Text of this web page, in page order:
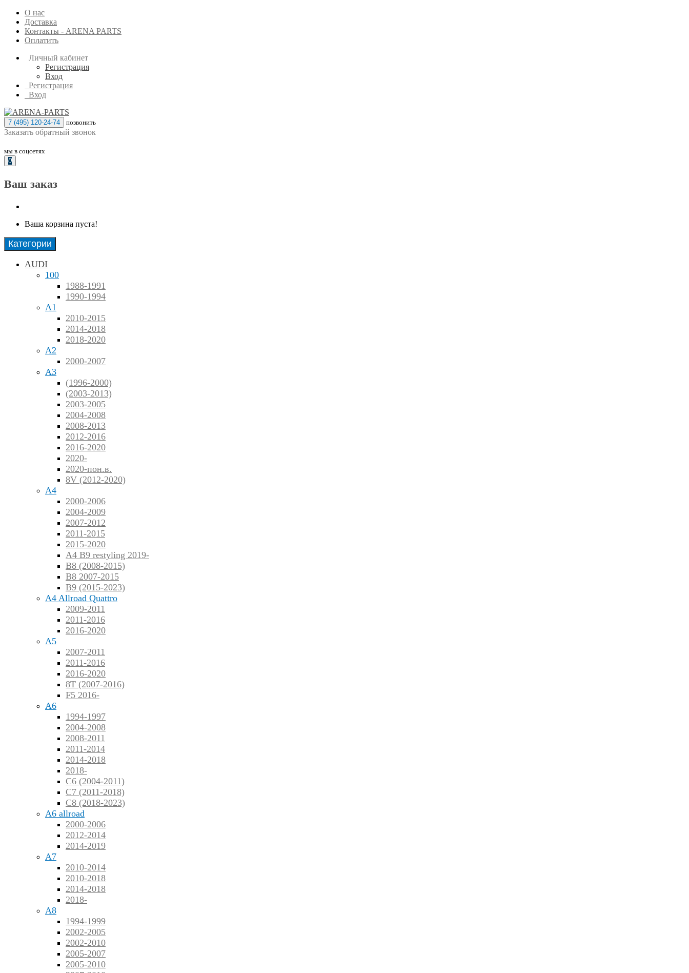
О нас
Доставка
Контакты - ARENA PARTS
Оплатить
Личный кабинет
Регистрация
Вход
Регистрация
Вход
7 (495) 120-24-74 позвонить
Заказать обратный звонок
мы в соцсетях
0
Ваш заказ
Ваша корзина пуста!
Категории
AUDI
100
1988-1991
1990-1994
A1
2010-2015
2014-2018
2018-2020
A2
2000-2007
A3
(1996-2000)
(2003-2013)
2003-2005
2004-2008
2008-2013
2012-2016
2016-2020
2020-
2020-пон.в.
8V (2012-2020)
A4
2000-2006
2004-2009
2007-2012
2011-2015
2015-2020
A4 B9 restyling 2019-
B8 (2008-2015)
B8 2007-2015
B9 (2015-2023)
A4 Allroad Quattro
2009-2011
2011-2016
2016-2020
A5
2007-2011
2011-2016
2016-2020
8T (2007-2016)
F5 2016-
A6
1994-1997
2004-2008
2008-2011
2011-2014
2014-2018
2018-
C6 (2004-2011)
C7 (2011-2018)
C8 (2018-2023)
A6 allroad
2000-2006
2012-2014
2014-2019
A7
2010-2014
2010-2018
2014-2018
2018-
A8
1994-1999
2002-2005
2002-2010
2005-2007
2005-2010